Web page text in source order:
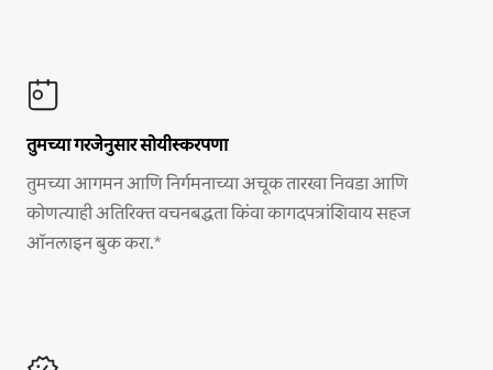
तुमच्या गरजेनुसार सोयीस्करपणा
तुमच्या आगमन आणि निर्गमनाच्या अचूक तारखा निवडा आणि
कोणत्याही अतिरिक्त वचनबद्धता किंवा कागदपत्रांशिवाय सहज
ऑनलाइन बुक करा.*